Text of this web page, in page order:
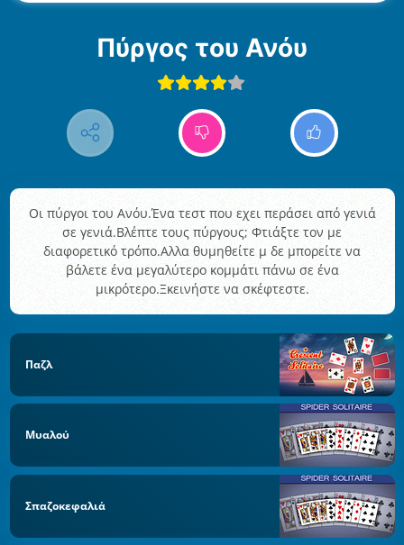
Πύργος του Ανόυ
Οι πύργοι του Ανόυ.Ένα τεστ που εχει περάσει από γενιά
σε γενιά.Βλέπτε τους πύργους; Φτιάξτε τον με
διαφορετικό τρόπο.Αλλα θυμηθείτε μ δε μπορείτε να
βάλετε ένα μεγαλύτερο κομμάτι πάνω σε ένα
μικρότερο.Ξκεινήστε να σκέφτεστε.
Παζλ
Μυαλού
Σπαζοκεφαλιά